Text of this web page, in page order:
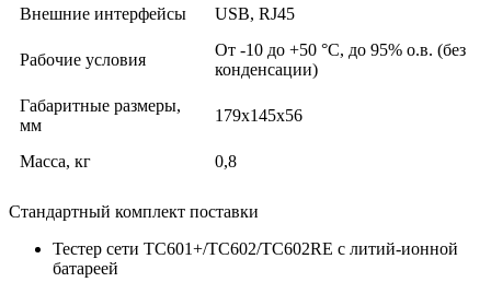
Внешние интерфейсы
USB, RJ45
Рабочие условия
От -10 до +50 °С, до 95% о.в. (без
конденсации)
Габаритные размеры,
мм
179х145х56
Масса, кг 0,8
Стандартный комплект поставки
Тестер сети TC601+/ТС602/ТС602RE с литий-ионной
батареей